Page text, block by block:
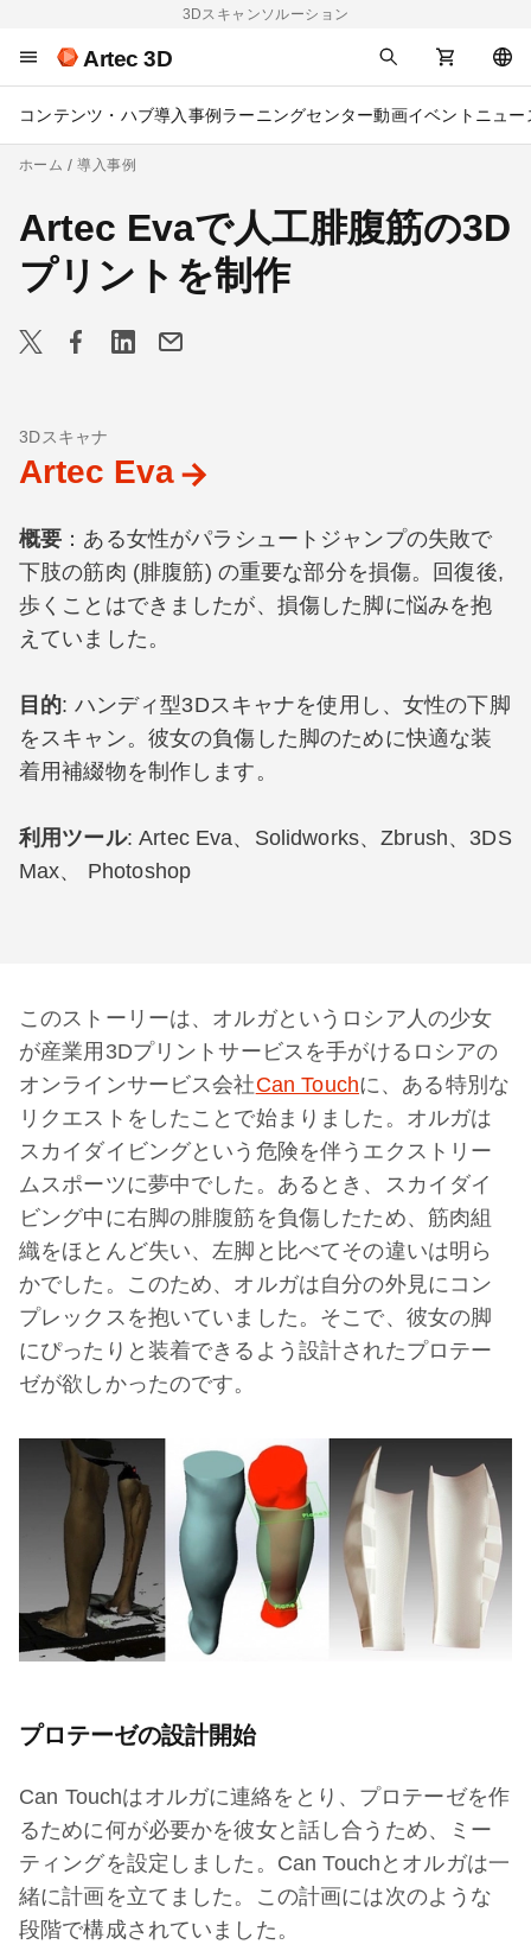
3Dスキャンソルーション
Artec 3D
コンテンツ・ハブ導入事例 ラーニングセンター動画イベント ニュー
ホーム 導入事例
Artec Evaで人工腓腹筋の3D
プリントを制作
3Dスキャナ
Artec Eva
概要 ：ある女性がパラシュートジャンプの失敗で
下肢の筋肉 (腓腹筋) の重要な部分を損傷。回復後,
歩くことはできましたが、損傷した脚に悩みを抱
えていました。
目的: ハンディ型3Dスキャナを使用し、女性の下脚
をスキャン。彼女の負傷した脚のために快適な装
着用補綴物を制作します。
利用ツール: Artec Eva、Solidworks、Zbrush、3DS
Max、 Photoshop
このストーリーは、オルガというロシア人の少女
が産業用3Dプリントサービスを手がけるロシアの
オンラインサービス会社Can Touchに、ある特別な
リクエストをしたことで始まりました。オルガは
スカイダイビングという危険を伴うエクストリー
ムスポーツに夢中でした。あるとき、スカイダイ
ビング中に右脚の腓腹筋を負傷したため、筋肉組
織をほとんど失い、左脚と比べてその違いは明ら
かでした。このため、オルガは自分の外見にコン
プレックスを抱いていました。そこで、彼女の脚
にぴったりと装着できるよう設計されたプロテー
ゼが欲しかったのです。
プロテーゼの設計開始
Can Touchはオルガに連絡をとり、プロテーゼを作
るために何が必要かを彼女と話し合うため、ミー
ティングを設定しました。Can Touchとオルガは一
緒に計画を立てました。この計画には次のような
段階で構成されていました。